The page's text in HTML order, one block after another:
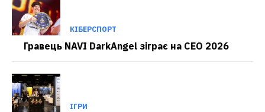
КІБЕРСПОРТ
Гравець NAVI DarkAngel зіграє на CEO 2026
ІГРИ